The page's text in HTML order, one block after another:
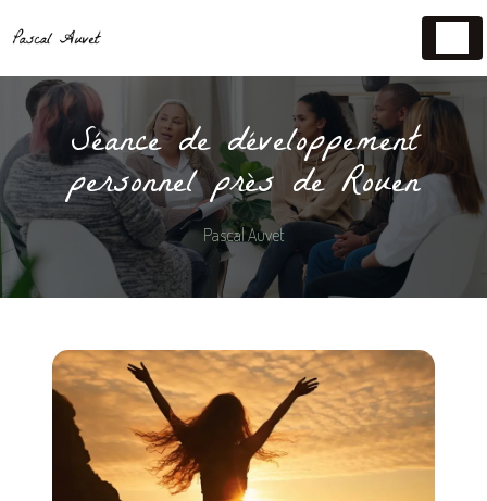
Séance de développement
personnel près de Rouen
Pascal Auvet